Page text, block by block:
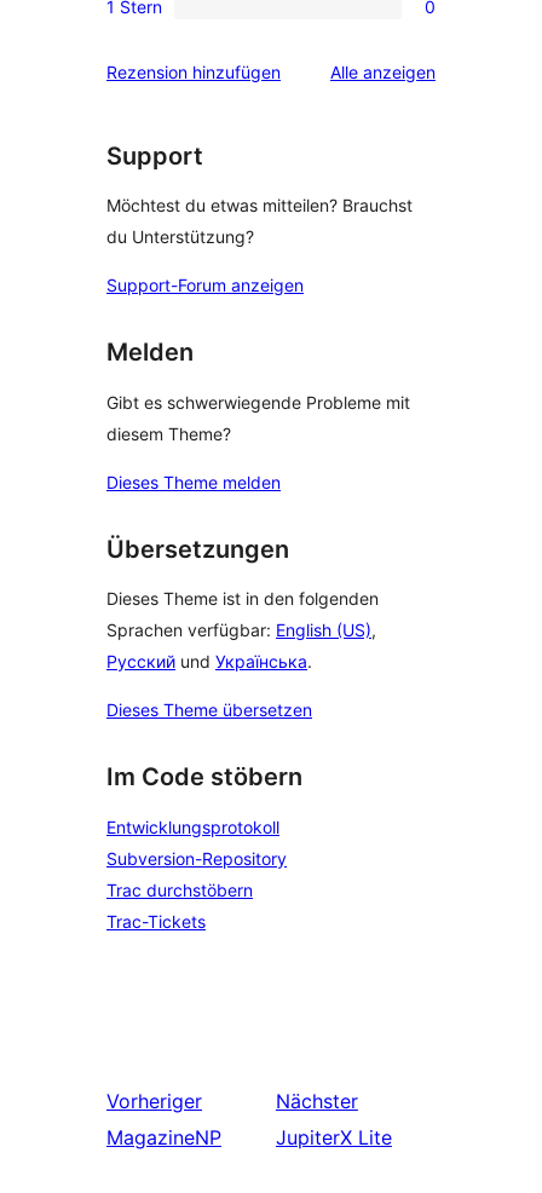
Rezensionen
Sterne-
0 1-
Rezensionen
1 Stern 0
Rezension hinzufügen Alle Rezensionen
anzeigen
Support
Möchtest du etwas mitteilen? Brauchst
du Unterstützung?
Support-Forum anzeigen
Melden
Gibt es schwerwiegende Probleme mit
diesem Theme?
Dieses Theme melden
Übersetzungen
Dieses Theme ist in den folgenden
Sprachen verfügbar: English (US),
Русский und Українська.
Dieses Theme übersetzen
Im Code stöbern
Entwicklungsprotokoll
Subversion-Repository
Trac durchstöbern
Trac-Tickets
Vorheriger
MagazineNP
Nächster
JupiterX Lite